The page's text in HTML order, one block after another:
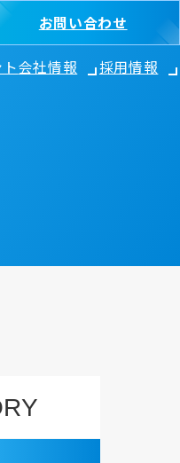
お問い合わせ
会社情報 採用情報